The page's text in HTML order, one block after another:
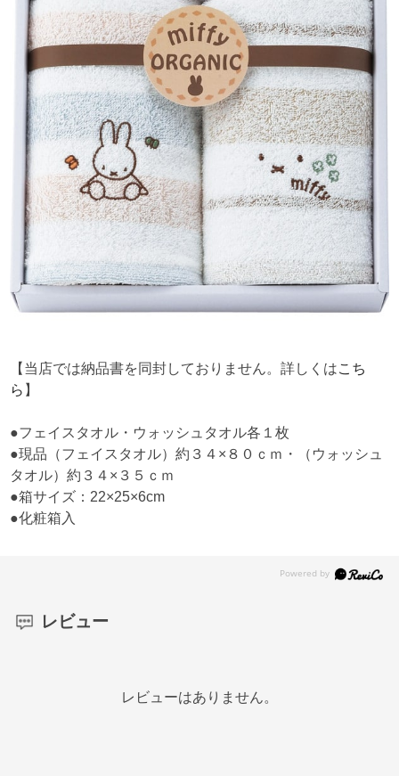
【当店では納品書を同封しておりません。詳しくはこち
ら 】
●フェイスタオル・ウォッシュタオル各１枚
●現品（フェイスタオル）約３４×８０ｃｍ・（ウォッシュ
タオル）約３４×３５ｃｍ
●箱サイズ：22×25×6cm
●化粧箱入
レビュー
レビューはありません。